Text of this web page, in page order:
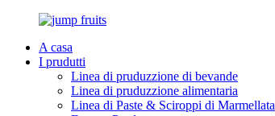
A casa
I prudutti
Linea di pruduzzione di bevande
Linea di pruduzzione alimentaria
Linea di Paste & Sciroppi di Marmellata